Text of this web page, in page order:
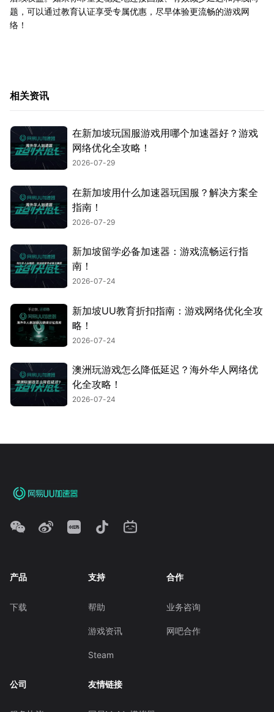
题，可以通过教育认证享受专属优惠，尽早体验更流畅的游戏网
络！
相关资讯
在新加坡玩国服游戏用哪个加速器好？游戏
网络优化全攻略！
2026-07-29
在新加坡用什么加速器玩国服？解决方案全
指南！
2026-07-29
新加坡留学必备加速器：游戏流畅运行指
南！
2026-07-24
新加坡UU教育折扣指南：游戏网络优化全攻
略！
2026-07-24
澳洲玩游戏怎么降低延迟？海外华人网络优
化全攻略！
2026-07-24
产品
下载
支持
帮助
游戏资讯
Steam
合作
业务咨询
网吧合作
公司 友情链接